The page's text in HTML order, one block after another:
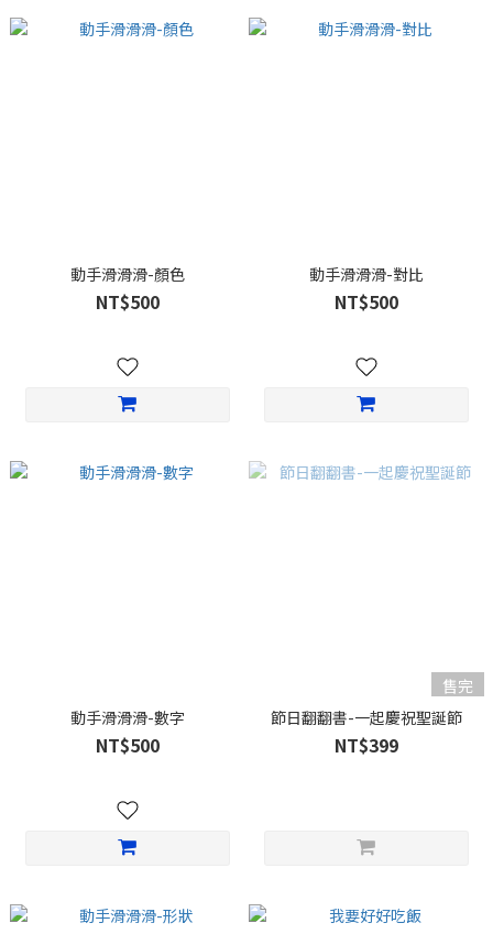
動手滑滑滑-顏色
NT$500
動手滑滑滑-對比
NT$500
動手滑滑滑-數字
NT$500
售完
節日翻翻書-一起慶祝聖誕節
NT$399